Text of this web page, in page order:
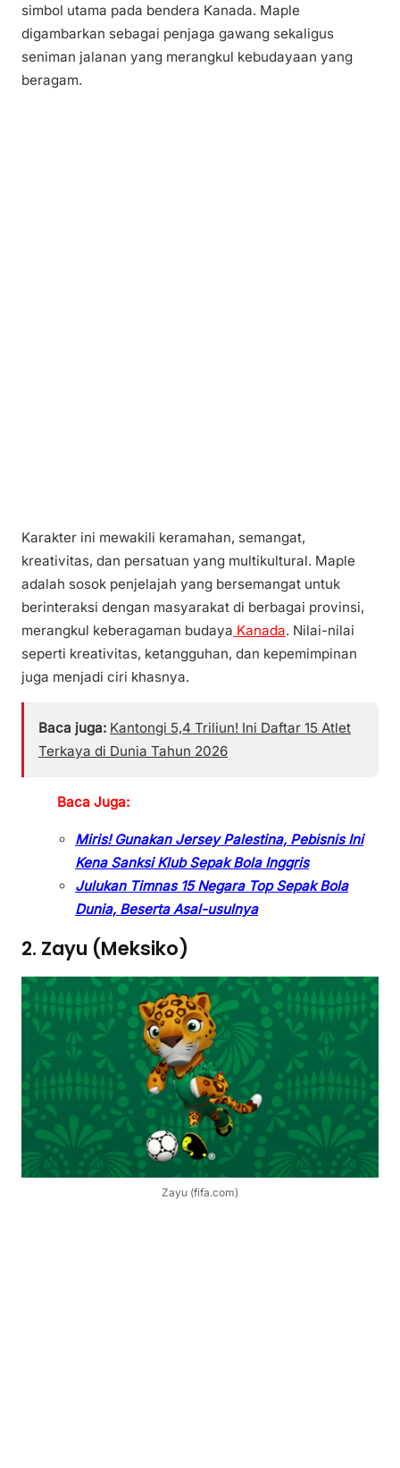
simbol utama pada bendera Kanada. Maple
digambarkan sebagai penjaga gawang sekaligus
seniman jalanan yang merangkul kebudayaan yang
beragam.
Karakter ini mewakili keramahan, semangat,
kreativitas, dan persatuan yang multikultural. Maple
adalah sosok penjelajah yang bersemangat untuk
berinteraksi dengan masyarakat di berbagai provinsi,
merangkul keberagaman budaya Kanada. Nilai-nilai
seperti kreativitas, ketangguhan, dan kepemimpinan
juga menjadi ciri khasnya.
Baca juga: Kantongi 5,4 Triliun! Ini Daftar 15 Atlet
Terkaya di Dunia Tahun 2026
Baca Juga:
Miris! Gunakan Jersey Palestina, Pebisnis Ini
Kena Sanksi Klub Sepak Bola Inggris
Julukan Timnas 15 Negara Top Sepak Bola
Dunia, Beserta Asal-usulnya
2. Zayu (Meksiko)
Zayu (fifa.com)